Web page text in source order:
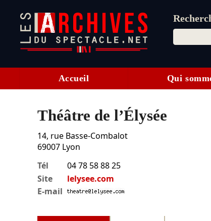
Accueil Qui
Théâtre de l’Élysée
14, rue Basse-Combalot
69007 Lyon
Tél
04 78 58 88 25
Site
lelysee.com
E-mail